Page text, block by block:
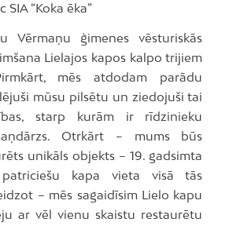
“Koka ēka”
Vērmaņu ģimenes vēsturiskās
Lielajos kapos kalpo trijiem
mēs atdodam parādu
mūsu pilsētu un ziedojuši tai
starp kurām ir rīdzinieku
Otrkārt – mums būs
unikāls objekts – 19. gadsimta
patriciešu kapa vieta visā tās
– mēs sagaidīsim Lielo kapu
ar vēl vienu skaistu restaurētu